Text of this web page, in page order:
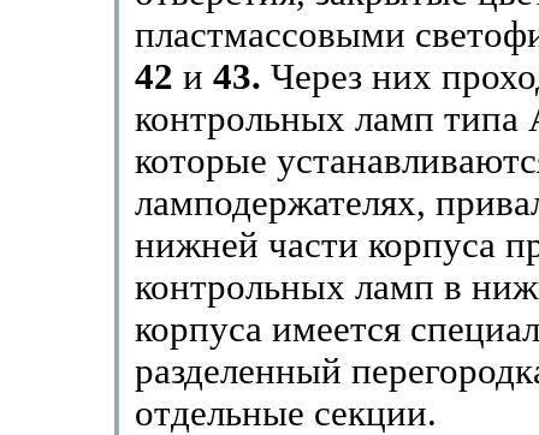
пластмассовыми
42 и 43. Через них
контрольных ламп
которые
ламподержателях,
нижней части корпуса
контрольных ламп в
корпуса имеется
разделенный
отдельные секции.